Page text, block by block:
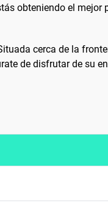
obteniendo el mejor
cerca de la
de disfrutar de su